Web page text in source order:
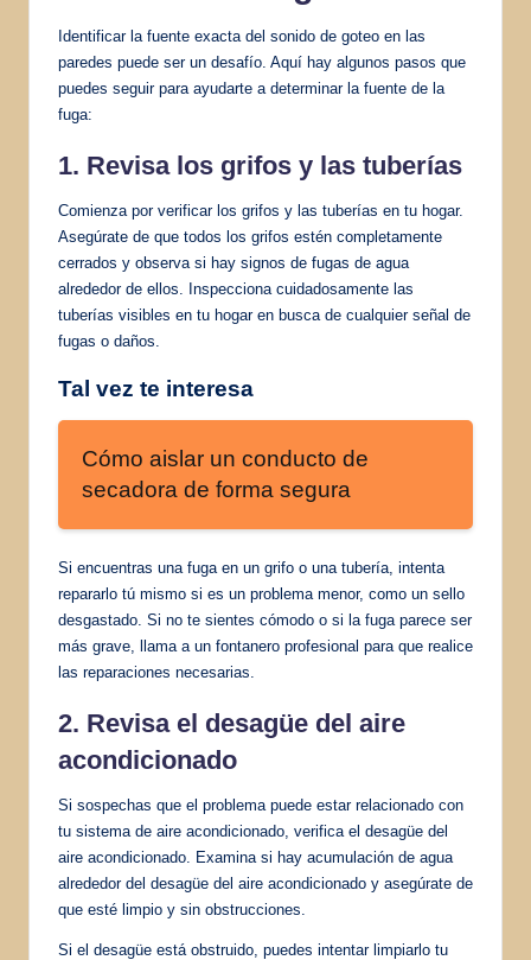
Identificar la fuente exacta del sonido de goteo en las
paredes puede ser un desafío. Aquí hay algunos pasos que
puedes seguir para ayudarte a determinar la fuente de la
fuga:
1. Revisa los grifos y las tuberías
Comienza por verificar los grifos y las tuberías en tu hogar.
Asegúrate de que todos los grifos estén completamente
cerrados y observa si hay signos de fugas de agua
alrededor de ellos. Inspecciona cuidadosamente las
tuberías visibles en tu hogar en busca de cualquier señal de
fugas o daños.
Tal vez te interesa
Cómo aislar un conducto de
secadora de forma segura
Si encuentras una fuga en un grifo o una tubería, intenta
repararlo tú mismo si es un problema menor, como un sello
desgastado. Si no te sientes cómodo o si la fuga parece ser
más grave, llama a un fontanero profesional para que realice
las reparaciones necesarias.
2. Revisa el desagüe del aire
acondicionado
Si sospechas que el problema puede estar relacionado con
tu sistema de aire acondicionado, verifica el desagüe del
aire acondicionado. Examina si hay acumulación de agua
alrededor del desagüe del aire acondicionado y asegúrate de
que esté limpio y sin obstrucciones.
Si el desagüe está obstruido, puedes intentar limpiarlo tu